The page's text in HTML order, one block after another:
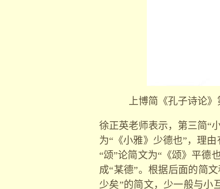
上博简《孔子诗论
徐正英老师表示，第三简“
为“《小雅》少德也”，理
“颂”论简文为“《颂》平德
成“某德”。根据后面的简
少矣”的简文，少一般与小